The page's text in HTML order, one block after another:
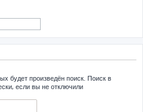
будет произведён поиск. Поиск в
если вы не отключили